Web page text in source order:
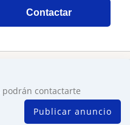
Contactar
podrán contactarte
Publicar anuncio